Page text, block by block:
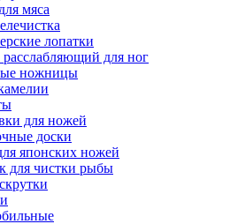
мяса
лопатки
для ног
ножницы
для ножей
доски
японских ножей
для чистки рыбы